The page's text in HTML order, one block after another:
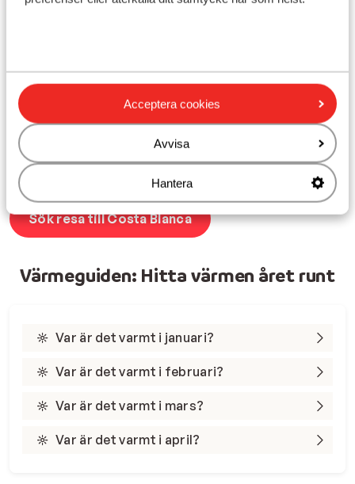
Acceptera cookies
Avvisa
Hantera
december
ofta mellan 20 och 25 grader med få regniga dagar och
mycket sol. I
decemberligger temperaturen runt 17–18
grader, vilket är betydligt varmare än vinterkylan i
Sverige. Detta gör Costa Blanca till ett självklart val för
en solig höst- eller julsemester i lugna och trevliga
omgivningar.
Sök resa till Costa Blanca
Värmeguiden: Hitta värmen året runt
Var är det varmt i januari?
Var är det varmt i februari?
Var är det varmt i mars?
Var är det varmt i april?